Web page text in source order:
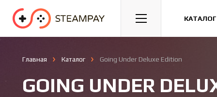
Спорт Гонки Казуальные
Главная Каталог Going Under Deluxe Edition
GOING UNDER